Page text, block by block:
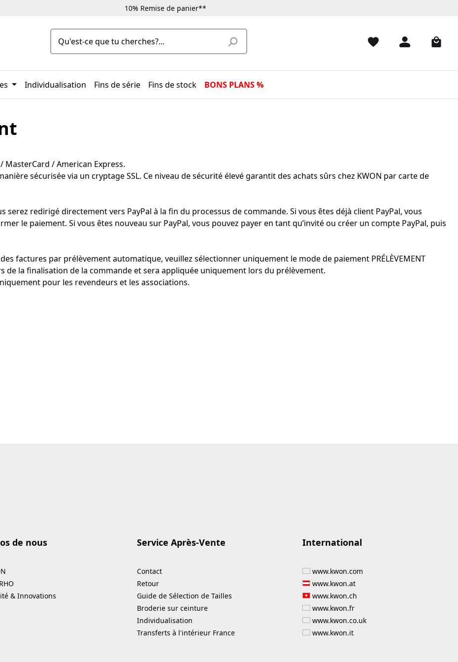
10% Remise de panier**
Individualisation Fins de série Fins de stock BONS PLANS %
MasterCard / American Express.
sécurisée via un cryptage SSL. Ce niveau de sécurité élevé garantit des achats sûrs chez KWON par carte de
serez redirigé directement vers PayPal à la fin du processus de commande. Si vous êtes déjà client PayPal, vous
le paiement. Si vous êtes nouveau sur PayPal, vous pouvez payer en tant qu’invité ou créer un compte PayPal, puis
factures par prélèvement automatique, veuillez sélectionner uniquement le mode de paiement PRÉLÈVEMENT
de la finalisation de la commande et sera appliquée uniquement lors du prélèvement.
pour les revendeurs et les associations.
de nous
& Innovations
Service Après-Vente
Contact
Retour
Guide de Sélection de Tailles
Broderie sur ceinture
Individualisation
Transferts à l'intérieur France
International
www.kwon.com
www.kwon.at
www.kwon.ch
www.kwon.fr
www.kwon.co.uk
www.kwon.it